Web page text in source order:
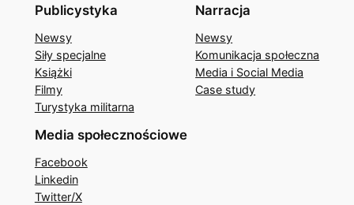
Publicystyka
Newsy
Siły specjalne
Książki
Filmy
Turystyka militarna
Narracja
Newsy
Komunikacja społeczna
Media i Social Media
Case study
Media społecznościowe
Facebook
Linkedin
Twitter/X